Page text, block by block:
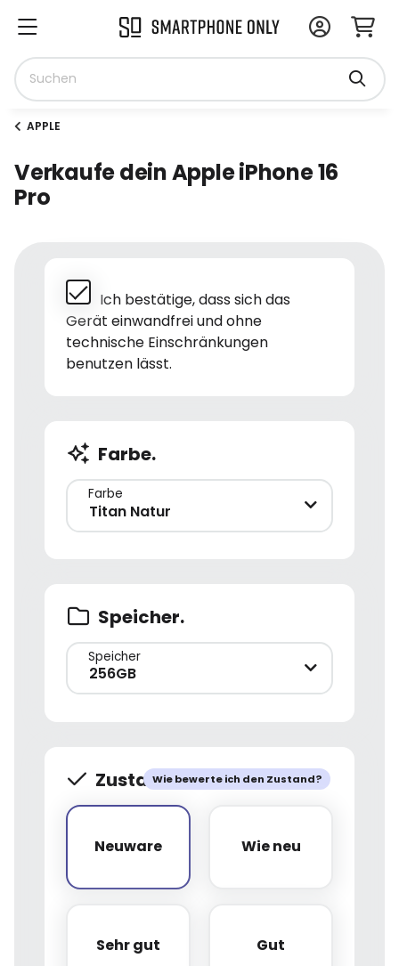
APPLE
Verkaufe dein Apple iPhone 16
Pro
Ich bestätige, dass sich das
Gerät einwandfrei und ohne
technische Einschränkungen
benutzen lässt.
Farbe.
Farbe
Titan Natur
Speicher.
Speicher
256GB
Wie bewerte ich den Zustand?
Zustand.
Neuware
Neuware Wie neu
Wie neu
Sehr gut
Sehr gut Gut
Gut